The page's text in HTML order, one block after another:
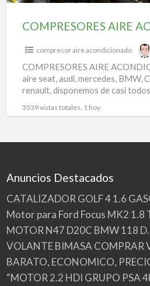
COMPRESORES AIRE
compresor aire acondicionado
COMPRESORES AIRE
aire seat, audi, mercedes, BMW,
renault, disponemos de casi
3539 vistas totales, 1 hoy
Anuncios Destacados
CATALIZADOR GOLF 4 1.6
Motor para Ford Focus MK2 1.8
MOTOR N47 D20C BMW 118 D.
VOLANTE BIMASA COMPRAR
BARATO, ECONOMICO,
“MOTOR 2.2 HDI GRUPO PSA